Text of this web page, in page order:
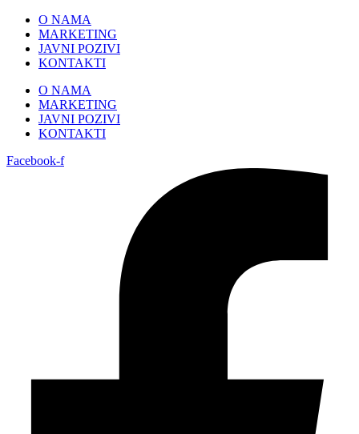
Skip
content
O NAMA
MARKETING
JAVNI POZIVI
KONTAKTI
O NAMA
MARKETING
JAVNI POZIVI
KONTAKTI
Facebook-f